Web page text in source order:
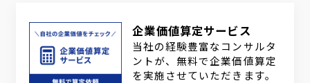
企業価値算定サービス
当社の経験豊富なコンサルタ
ントが、無料で企業価値算定
を実施させていただきます。